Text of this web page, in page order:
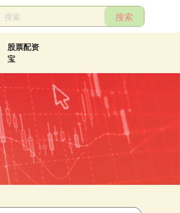
搜索
股票配资
宝